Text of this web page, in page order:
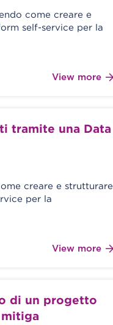
come creare e
self-service per la
View more
tramite una Data
creare e strutturare
per la
View more
di un progetto